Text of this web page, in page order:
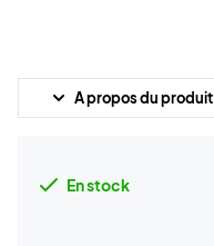
A propos du produit
En stock